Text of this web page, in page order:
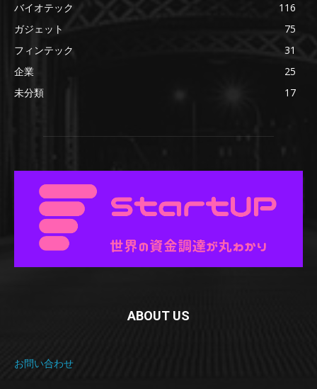
バイオテック
116
ガジェット
75
フィンテック
31
企業
25
未分類
17
ABOUT US
お問い合わせ